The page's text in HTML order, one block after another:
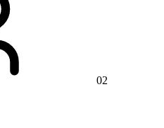
02